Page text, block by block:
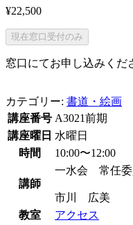
¥22,500
現在窓口受付のみ
窓口にてお申し込みくだ
カテゴリー: 書道・絵画
講座番号 A3021前期
講座曜日 水曜日
時間
10:00〜12:00
講師
一水会 常任委
市川 広美
教室
アクセス